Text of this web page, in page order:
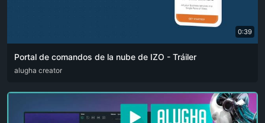
0:39
Portal de comandos de la nube de IZO - Tráiler
ARA ENG FRA
alugha creator